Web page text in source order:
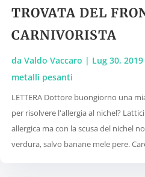
TROVATA DEL
CARNIVORISTA
da Valdo Vaccaro | Lug 30, 2019
metalli pesanti
LETTERA Dottore buongiorno una
per risolvere l'allergia al nichel?
allergica ma con la scusa del nichel
verdura, salvo banane mele pere.